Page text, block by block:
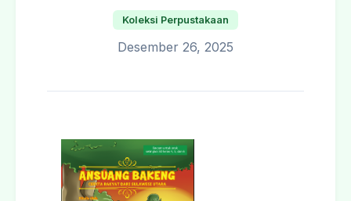
Koleksi Perpustakaan
Desember 26, 2025